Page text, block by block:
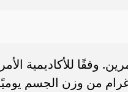
وفقًا للأكاديمية
لكل كيلوغرام من وزن الجسم